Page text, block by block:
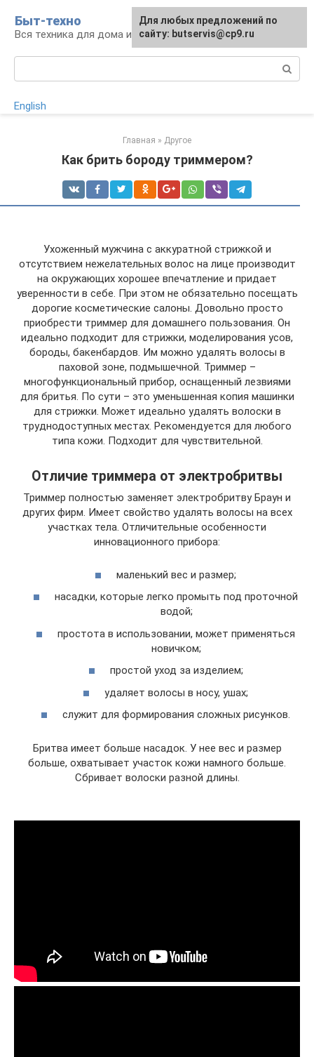
контенту
Быт-техно
Вся техника для дома и сада
English
Главная » Другое
Как брить бороду триммером?
Ухоженный мужчина с аккуратной стрижкой и
отсутствием нежелательных волос на лице производит
на окружающих хорошее впечатление и придает
уверенности в себе. При этом не обязательно посещать
дорогие косметические салоны. Довольно просто
приобрести триммер для домашнего пользования. Он
идеально подходит для стрижки, моделирования усов,
бороды, бакенбардов. Им можно удалять волосы в
паховой зоне, подмышечной. Триммер –
многофункциональный прибор, оснащенный лезвиями
для бритья. По сути – это уменьшенная копия машинки
для стрижки. Может идеально удалять волоски в
труднодоступных местах. Рекомендуется для любого
типа кожи. Подходит для чувствительной.
Отличие триммера от электробритвы
Триммер полностью заменяет электробритву Браун и
других фирм. Имеет свойство удалять волосы на всех
участках тела. Отличительные особенности
инновационного прибора:
маленький вес и размер;
насадки, которые легко промыть под проточной
водой;
простота в использовании, может применяться
новичком;
простой уход за изделием;
удаляет волосы в носу, ушах;
служит для формирования сложных рисунков.
Бритва имеет больше насадок. У нее вес и размер
больше, охватывает участок кожи намного больше.
Сбривает волоски разной длины.
Для любых предложений по
сайту: butservis@cp9.ru